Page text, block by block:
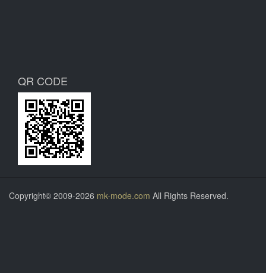
QR CODE
Copyright© 2009-2026 mk-mode.com All Rights Reserved.